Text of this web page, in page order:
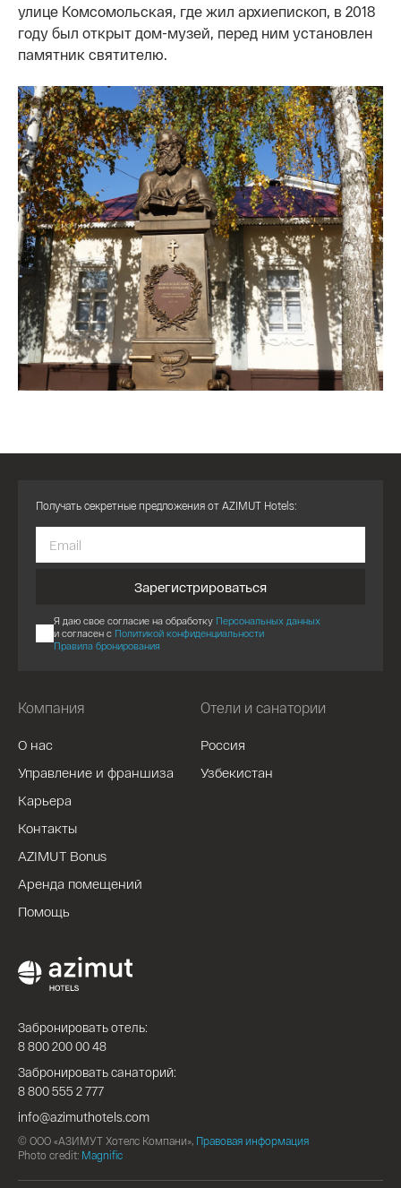
улице Комсомольская, где жил архиепископ, в 2018
году был открыт дом-музей, перед ним установлен
памятник святителю.
Компания
О нас
Управление и франшиза
Карьера
Контакты
AZIMUT Bonus
Аренда помещений
Помощь
Отели и санатории
Россия
Узбекистан
Получать секретные предложения от AZIMUT Hotels:
Зарегистрироваться
Я даю свое согласие на обработку Персональных данных
и согласен с Политикой конфиденциальности
Правила бронирования
Забронировать отель:
8 800 200 00 48
Забронировать санаторий:
8 800 555 2 777
info@azimuthotels.com
© ООО «АЗИМУТ Хотелс Компани», Правовая информация
Photo credit: Magnific